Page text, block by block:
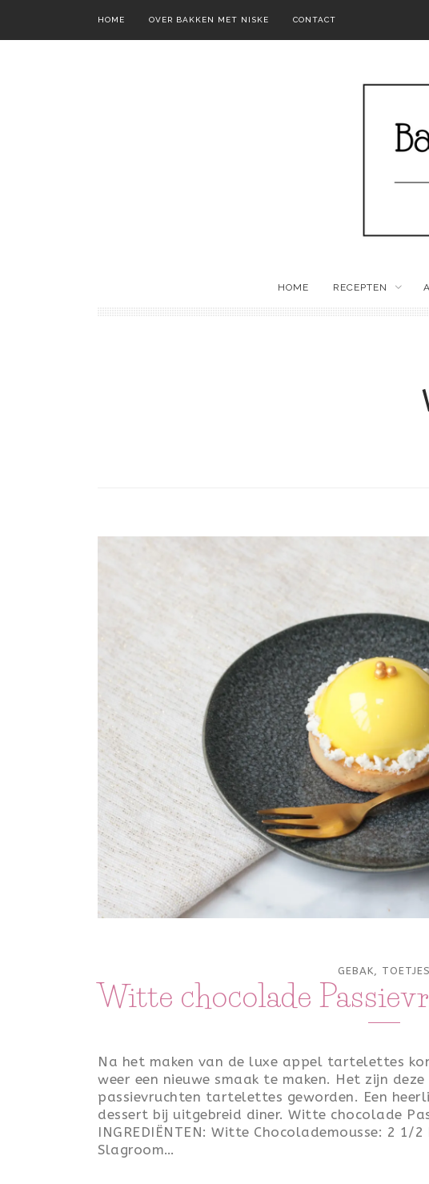
HOME OVER BAKKEN MET NISKE CONTACT
HOME RECEPTEN
GEBAK, TOETJES
Witte chocolade
Na het maken van de luxe appel tartelettes
weer een nieuwe smaak te maken. Het zijn
passievruchten tartelettes geworden. Een
dessert bij uitgebreid diner. Witte chocolade
INGREDIËNTEN: Witte Chocolademousse: 2
Slagroom…